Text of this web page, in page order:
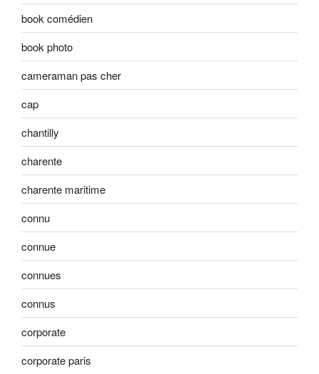
book comédien
book photo
cameraman pas cher
cap
chantilly
charente
charente maritime
connu
connue
connues
connus
corporate
corporate paris